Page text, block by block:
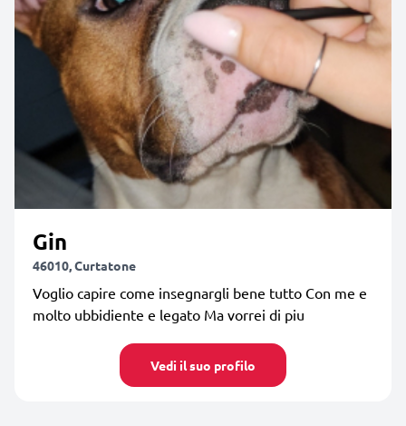
Gin
46010, Curtatone
Voglio capire come insegnargli bene tutto Con me e
molto ubbidiente e legato Ma vorrei di piu
Vedi il suo profilo